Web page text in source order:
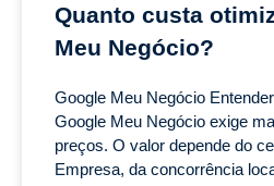
Quanto custa
Meu Negócio?
Google Meu Negócio
Google Meu Negócio exige
preços. O valor depende do
Empresa, da concorrência